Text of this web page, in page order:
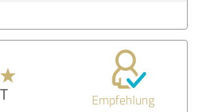
Empfehlung